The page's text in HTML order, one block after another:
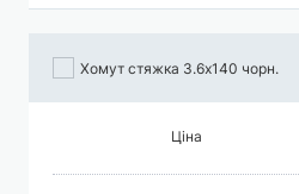
Хомут стяжка 3.6х140 чорн.
Ціна